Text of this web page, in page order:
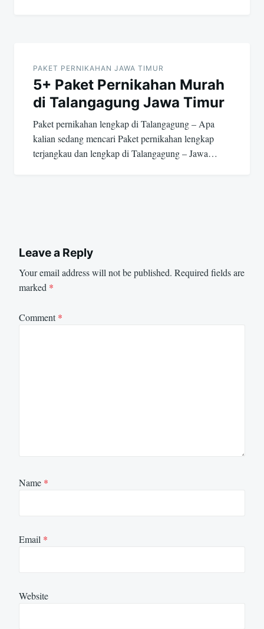
PAKET PERNIKAHAN JAWA TIMUR
5+ Paket Pernikahan Murah
di Talangagung Jawa Timur
Paket pernikahan lengkap di Talangagung – Apa
kalian sedang mencari Paket pernikahan lengkap
terjangkau dan lengkap di Talangagung – Jawa…
Leave a Reply
Your email address will not be published. Required fields are
marked *
Comment*
Name *
Email *
Website